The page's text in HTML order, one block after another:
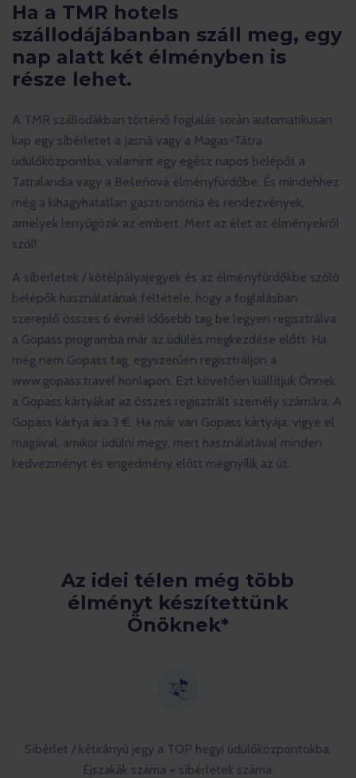
Ha a TMR hotels
szállodájábanban száll meg, egy
nap alatt két élményben is
része lehet.
A TMR szállodákban történő foglalás során automatikusan
kap egy síbérletet a Jasná vagy a Magas-Tátra
üdülőközpontba, valamint egy egész napos belépőt a
Tatralandia vagy a Bešeňová élményfürdőbe. És mindehhez
még a kihagyhatatlan gasztronómia és rendezvények,
amelyek lenyűgözik az embert. Mert az élet az élményekről
szól!
A síbérletek / kötélpályajegyek és az élményfürdőkbe szóló
belépők használatának feltétele, hogy a foglalásban
szereplő összes 6 évnél idősebb tag be legyen regisztrálva
a Gopass programba már az üdülés megkezdése előtt. Ha
még nem Gopass tag, egyszerűen regisztráljon a
www.gopass.travel honlapon. Ezt követően kiállítjuk Önnek
a Gopass kártyákat az összes regisztrált személy számára. A
Gopass kártya ára 3 €. Ha már van Gopass kártyája, vigye el
magával, amikor üdülni megy, mert használatával minden
kedvezményt és engedmény előtt megnyílik az út.
Az idei télen még több
élményt készítettünk
Önöknek*
Síbérlet / kétirányú jegy a TOP hegyi üdülőközpontokba.
Éjszakák száma = síbérletek száma.